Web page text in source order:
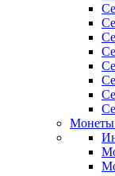
Монеты